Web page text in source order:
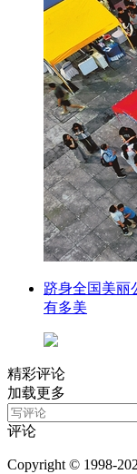
跻身全国美丽
有多美
精彩评论
加载更多
评论
Copyright © 1998-